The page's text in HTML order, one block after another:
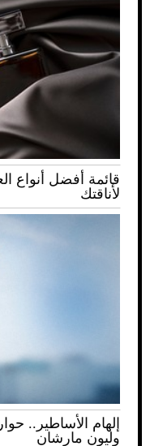
قائمة أفضل أنواع
لأناقتك
إلهام الأساطير..
وليون مارشان